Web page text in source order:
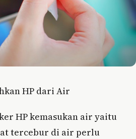
HP dari Air
HP kemasukan air yaitu
tercebur di air perlu